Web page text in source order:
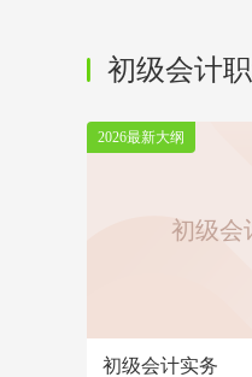
初级会计
2026最新大纲
初级会
初级会计实务